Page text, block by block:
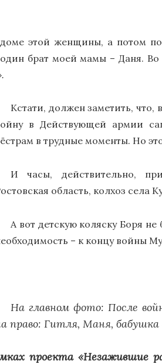
этой женщины, а потом
брат моей мамы – Даня.
Кстати, должен заметить,
в Действующей армии
в трудные моменты. Но
И часы, действительно,
область, колхоз села
А вот детскую коляску Боря
– к концу войны
На главном фото: После
право: Гитля, Маня,
проекта «Незажившие